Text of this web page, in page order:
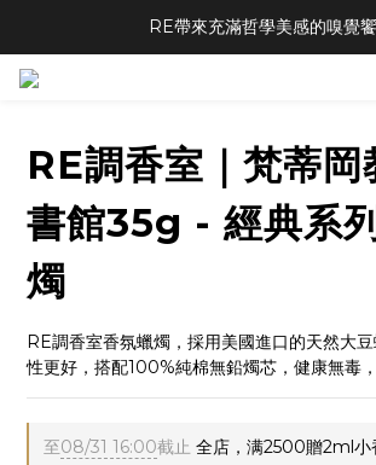
RE帶來充滿哲學美感的嗅覺
RE調香室｜梵蒂岡
書館35g - 經典系
燭
RE調香室香氛蠟燭，採用美國進口的天然大
性更好，搭配100%純棉無鉛燭芯，健康無毒，
至08/31 16:00截止 全店，满2500贈2ml小